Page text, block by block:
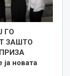
ГО
ЗАШТО
новата